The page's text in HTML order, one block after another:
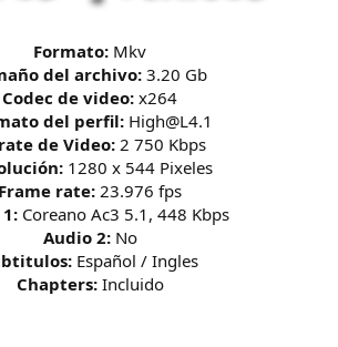
Formato: Mkv
del archivo: 3.20 Gb
Codec de video: x264
del perfil: High@L4.1
de Video: 2 750 Kbps
1280 x 544 Pixeles
Frame rate: 23.976 fps
Coreano Ac3 5.1, 448 Kbps
Audio 2:No
Español / Ingles
Chapters:Incluido